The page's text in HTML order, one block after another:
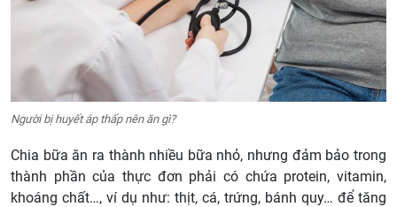
Người bị huyết áp thấp nên ăn gì?
Chia bữa ăn ra thành nhiều bữa nhỏ, nhưng đảm bảo trong
thành phần của thực đơn phải có chứa protein, vitamin,
khoáng chất…, ví dụ như: thịt, cá, trứng, bánh quy… để tăng